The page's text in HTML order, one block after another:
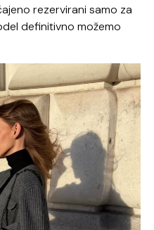
rezervirani samo za
definitivno možemo